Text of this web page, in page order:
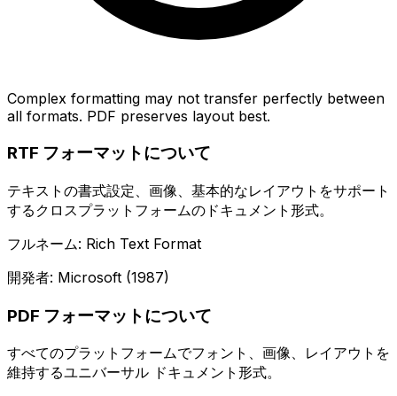
Complex formatting may not transfer perfectly between
all formats. PDF preserves layout best.
RTF フォーマットについて
テキストの書式設定、画像、基本的なレイアウトをサポート
するクロスプラットフォームのドキュメント形式。
フルネーム: Rich Text Format
開発者: Microsoft (1987)
PDF フォーマットについて
すべてのプラットフォームでフォント、画像、レイアウトを
維持するユニバーサル ドキュメント形式。